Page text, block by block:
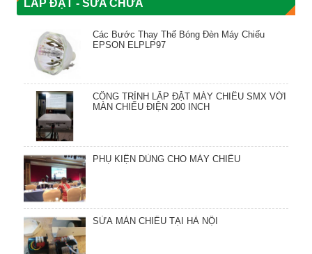
LẮP ĐẶT - SỬA CHỮA
Các Bước Thay Thế Bóng Đèn Máy Chiếu
EPSON ELPLP97
CÔNG TRÌNH LẮP ĐẶT MÁY CHIẾU SMX VỚI
MÀN CHIẾU ĐIỆN 200 INCH
PHỤ KIỆN DÙNG CHO MÁY CHIẾU
SỬA MÀN CHIẾU TẠI HÀ NỘI